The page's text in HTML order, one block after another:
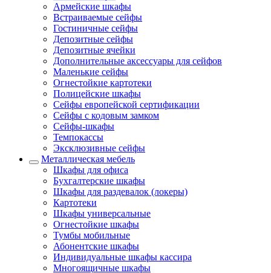
Армейские шкафы
Встраиваемые сейфы
Гостиничные сейфы
Депозитные сейфы
Депозитные ячейки
Дополнительные аксессуары для сейфов
Маленькие сейфы
Огнестойкие картотеки
Полицейские шкафы
Сейфы европейской сертификации
Сейфы с кодовым замком
Сейфы-шкафы
Темпокассы
Эксклюзивные сейфы
Металлическая мебель
Шкафы для офиса
Бухгалтерские шкафы
Шкафы для раздевалок (локеры)
Картотеки
Шкафы универсальные
Огнестойкие шкафы
Тумбы мобильные
Абонентские шкафы
Индивидуальные шкафы кассира
Многоящичные шкафы